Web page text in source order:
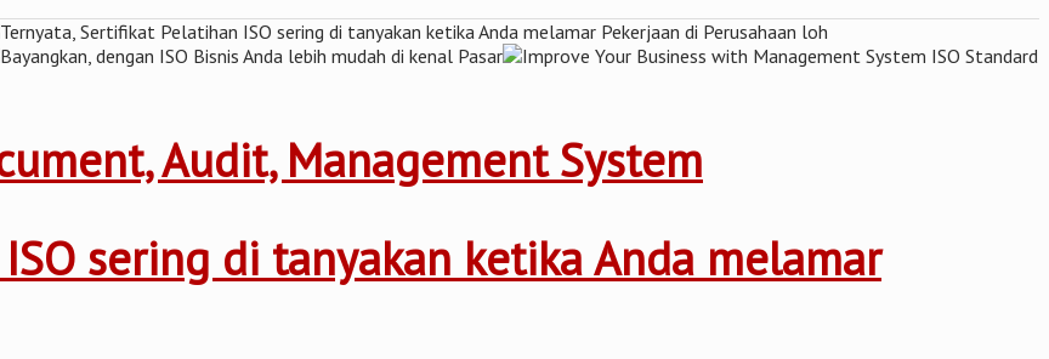
Audit, Management System
sering di tanyakan ketika Anda melamar